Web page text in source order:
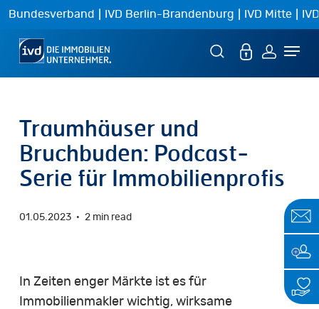
Skip
main
Bundesverband | IVD Berlin-Brandenburg | IVD Mitte |
Traumhäuser und
Bruchbuden: Podcast-
Serie für Immobilienprofis
01.05.2023 2 min read
In Zeiten enger Märkte ist es für
Immobilienmakler wichtig, wirksame